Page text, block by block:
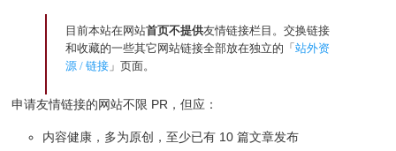
目前本站在网站首页不提供友情链接栏目。交换链接
和收藏的一些其它网站链接全部放在独立的「 站外资
源 / 链接」页面。
申请友情链接的网站不限 PR，但应：
内容健康，多为原创，至少已有 10 篇文章发布